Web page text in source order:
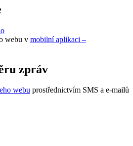
webu v mobilní aplikaci –
zpráv
webu prostřednictvím SMS a e-mailů